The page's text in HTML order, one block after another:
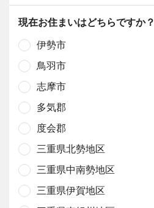
現在お住まいはどちらですか？
伊勢市
鳥羽市
志摩市
多気郡
度会郡
三重県北勢地区
三重県中南勢地区
三重県伊賀地区